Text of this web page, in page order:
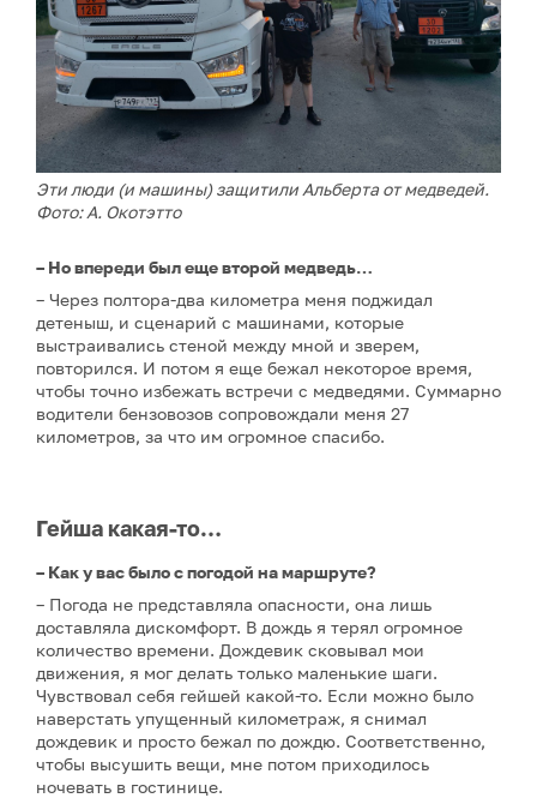
Эти люди (и машины) защитили Альберта от медведей.
Фото: А. Окотэтто
– Но впереди был еще второй медведь…
– Через полтора-два километра меня поджидал
детеныш, и сценарий с машинами, которые
выстраивались стеной между мной и зверем,
повторился. И потом я еще бежал некоторое время,
чтобы точно избежать встречи с медведями. Суммарно
водители бензовозов сопровождали меня 27
километров, за что им огромное спасибо.
Гейша какая-то…
– Как у вас было с погодой на маршруте?
– Погода не представляла опасности, она лишь
доставляла дискомфорт. В дождь я терял огромное
количество времени. Дождевик сковывал мои
движения, я мог делать только маленькие шаги.
Чувствовал себя гейшей какой-то. Если можно было
наверстать упущенный километраж, я снимал
дождевик и просто бежал по дождю. Соответственно,
чтобы высушить вещи, мне потом приходилось
ночевать в гостинице.